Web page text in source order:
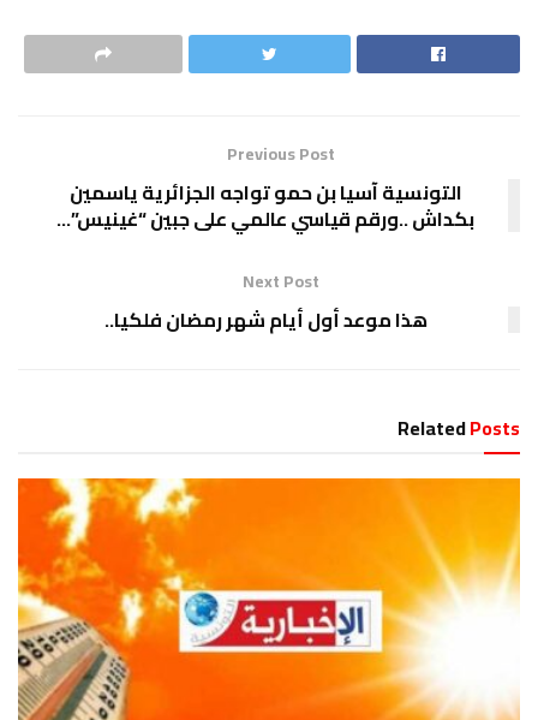
Previous Post
التونسية آسيا بن حمو تواجه الجزائرية ياسمين
بكداش ..ورقم قياسي عالمي على جبين “غينيس”…
Next Post
هذا موعد أول أيام شهر رمضان فلكيا..
RelatedPosts